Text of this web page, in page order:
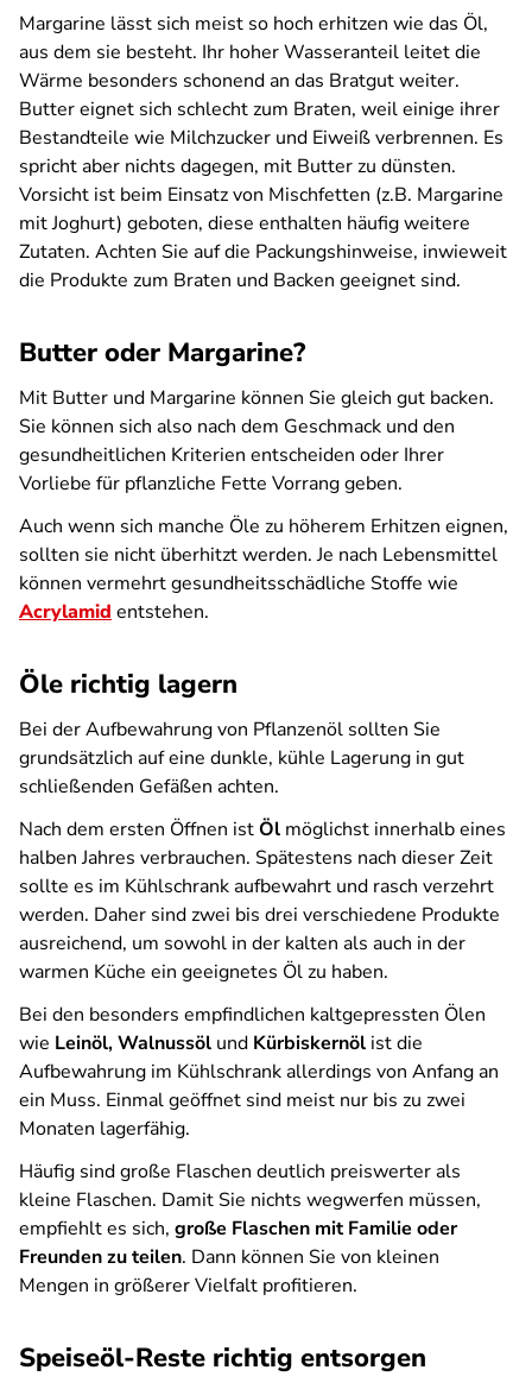
Margarine lässt sich meist so hoch erhitzen wie das Öl,
aus dem sie besteht. Ihr hoher Wasseranteil leitet die
Wärme besonders schonend an das Bratgut weiter.
Butter eignet sich schlecht zum Braten, weil einige ihrer
Bestandteile wie Milchzucker und Eiweiß verbrennen. Es
spricht aber nichts dagegen, mit Butter zu dünsten.
Vorsicht ist beim Einsatz von Mischfetten (z.B. Margarine
mit Joghurt) geboten, diese enthalten häufig weitere
Zutaten. Achten Sie auf die Packungshinweise, inwieweit
die Produkte zum Braten und Backen geeignet sind.
Butter oder Margarine?
Mit Butter und Margarine können Sie gleich gut backen.
Sie können sich also nach dem Geschmack und den
gesundheitlichen Kriterien entscheiden oder Ihrer
Vorliebe für pflanzliche Fette Vorrang geben.
Auch wenn sich manche Öle zu höherem Erhitzen eignen,
sollten sie nicht überhitzt werden. Je nach Lebensmittel
können vermehrt gesundheitsschädliche Stoffe wie
Acrylamid entstehen.
Öle richtig lagern
Bei der Aufbewahrung von Pflanzenöl sollten Sie
grundsätzlich auf eine dunkle, kühle Lagerung in gut
schließenden Gefäßen achten.
Nach dem ersten Öffnen istÖl möglichst innerhalb eines
halben Jahres verbrauchen. Spätestens nach dieser Zeit
sollte es im Kühlschrank aufbewahrt und rasch verzehrt
werden. Daher sind zwei bis drei verschiedene Produkte
ausreichend, um sowohl in der kalten als auch in der
warmen Küche ein geeignetes Öl zu haben.
Bei den besonders empfindlichen kaltgepressten Ölen
wie Leinöl, Walnussöl und Kürbiskernöl ist die
Aufbewahrung im Kühlschrank allerdings von Anfang an
ein Muss. Einmal geöffnet sind meist nur bis zu zwei
Monaten lagerfähig.
Häufig sind große Flaschen deutlich preiswerter als
kleine Flaschen. Damit Sie nichts wegwerfen müssen,
empfiehlt es sich, große Flaschen mit Familie oder
Freunden zu teilen. Dann können Sie von kleinen
Mengen in größerer Vielfalt profitieren.
Speiseöl-Reste richtig entsorgen